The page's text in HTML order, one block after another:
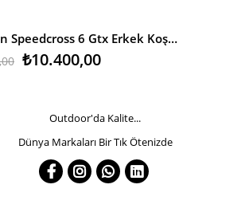
EKLE
Salomon Speedcross 6 Gtx Erkek Koşu Ayakkabısı
₺10.400,00
Outdoor'da Kalite...
Dünya Markaları Bir Tık Ötenizde